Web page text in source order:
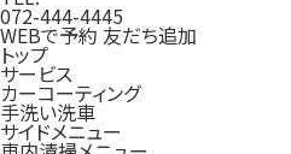
072-444-4445
WEBで予約 友だち追加
トップ
サービス
カーコーティング
手洗い洗車
サイドメニュー